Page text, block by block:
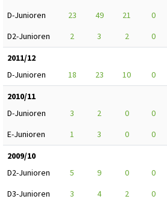
D-Junioren
23 49 21 0
D2-Junioren
2 3 2 0
2011/12
D-Junioren
18 23 10 0
2010/11
D-Junioren
3 2 0 0
E-Junioren
1 3 0 0
2009/10
D2-Junioren
5 9 0 0
D3-Junioren
3 4 2 0